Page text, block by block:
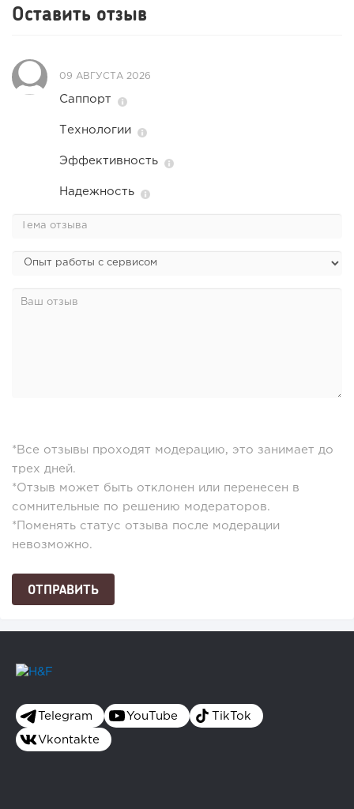
Оставить отзыв
09 АВГУСТА 2026
Саппорт
Технологии
Эффективность
Надежность
*Все отзывы проходят модерацию, это занимает до
трех дней.
*Отзыв может быть отклонен или перенесен в
сомнительные по решению модераторов.
*Поменять статус отзыва после модерации
невозможно.
Telegram YouTube TikTok
Vkontakte